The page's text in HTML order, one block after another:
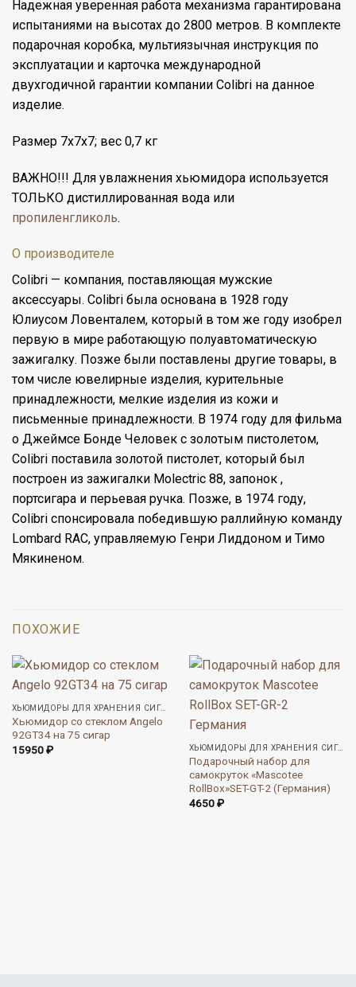
Надежная уверенная работа механизма гарантирована
испытаниями на высотах до 2800 метров. В комплекте
подарочная коробка, мультиязычная инструкция по
эксплуатации и карточка международной
двухгодичной гарантии компании Colibri на данное
изделие.
Размер 7х7х7; вес 0,7 кг
ВАЖНО!!! Для увлажнения хьюмидора используется
ТОЛЬКО дистиллированная вода или
пропиленгликоль.
О производителе
Colibri — компания, поставляющая мужские
аксессуары. Colibri была основана в 1928 году
Юлиусом Ловенталем, который в том же году изобрел
первую в мире работающую полуавтоматическую
зажигалку. Позже были поставлены другие товары, в
том числе ювелирные изделия, курительные
принадлежности, мелкие изделия из кожи и
письменные принадлежности. В 1974 году для фильма
о Джеймсе Бонде Человек с золотым пистолетом,
Colibri поставила золотой пистолет, который был
построен из зажигалки Molectric 88, запонок ,
портсигара и перьевая ручка. Позже, в 1974 году,
Colibri спонсировала победившую раллийную команду
Lombard RAC, управляемую Генри Лиддоном и Тимо
Мякиненом.
ПОХОЖИЕ
ХЬЮМИДОРЫ ДЛЯ ХРАНЕНИЯ СИГАР
Хьюмидор со стеклом Angelo
92GT34 на 75 сигар
15950₽ ХЬЮМИДОРЫ ДЛЯ ХРАНЕНИЯ СИГАР
Подарочный набор для
самокруток «Mascotee
RollBox»SET-GT-2 (Германия)
4650₽